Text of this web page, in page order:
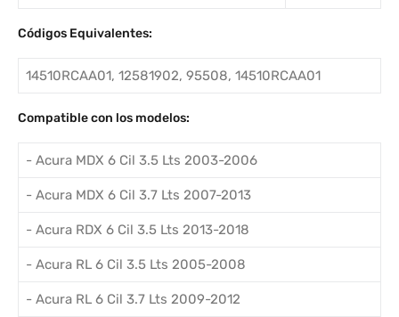
Códigos Equivalentes:
14510RCAA01, 12581902, 95508, 14510RCAA01
Compatible con los modelos:
- Acura MDX 6 Cil 3.5 Lts 2003-2006
- Acura MDX 6 Cil 3.7 Lts 2007-2013
- Acura RDX 6 Cil 3.5 Lts 2013-2018
- Acura RL 6 Cil 3.5 Lts 2005-2008
- Acura RL 6 Cil 3.7 Lts 2009-2012